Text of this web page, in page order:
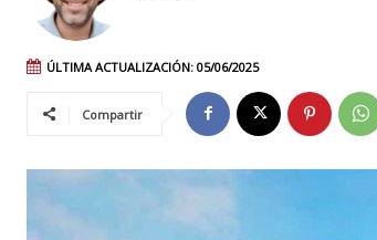
ÚLTIMA ACTUALIZACIÓN: 05/06/2025
Compartir